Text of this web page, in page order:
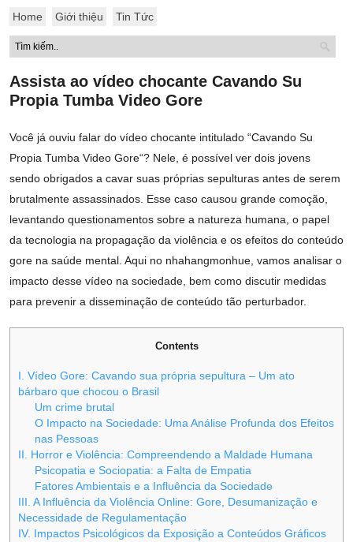
Home Giới thiệu Tin Tức
Assista ao vídeo chocante Cavando Su
Propia Tumba Video Gore
Você já ouviu falar do vídeo chocante intitulado “Cavando Su
Propia Tumba Video Gore“? Nele, é possível ver dois jovens
sendo obrigados a cavar suas próprias sepulturas antes de serem
brutalmente assassinados. Esse caso causou grande comoção,
levantando questionamentos sobre a natureza humana, o papel
da tecnologia na propagação da violência e os efeitos do conteúdo
gore na saúde mental. Aqui no nhahangmonhue, vamos analisar o
impacto desse vídeo na sociedade, bem como discutir medidas
para prevenir a disseminação de conteúdo tão perturbador.
Contents
I. Vídeo Gore: Cavando sua própria sepultura – Um ato
bárbaro que chocou o Brasil
Um crime brutal
O Impacto na Sociedade: Uma Análise Profunda dos Efeitos
nas Pessoas
II. Horror e Violência: Compreendendo a Maldade Humana
Psicopatia e Sociopatia: a Falta de Empatia
Fatores Ambientais e a Influência da Sociedade
III. A Influência da Violência Online: Gore, Desumanização e
Necessidade de Regulamentação
IV. Impactos Psicológicos da Exposição a Conteúdos Gráficos